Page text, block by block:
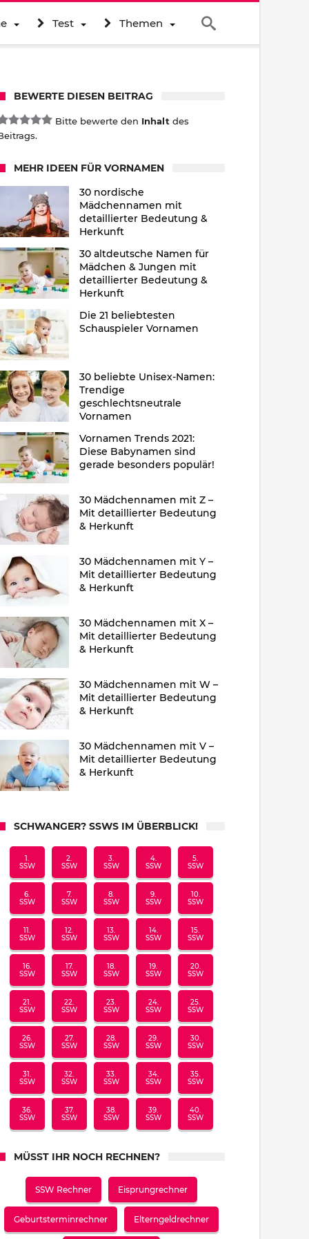
Test Themen
BEWERTE DIESEN BEITRAG
Bitte bewerte den Inhalt des
MEHR IDEEN FÜR VORNAMEN
30 nordische
Mädchennamen mit
detaillierter Bedeutung &
Herkunft
30 altdeutsche Namen für
Mädchen & Jungen mit
detaillierter Bedeutung &
Herkunft
Die 21 beliebtesten
Schauspieler Vornamen
30 beliebte Unisex-Namen:
Trendige
geschlechtsneutrale
Vornamen
Vornamen Trends 2021:
Diese Babynamen sind
gerade besonders populär!
30 Mädchennamen mit Z –
Mit detaillierter Bedeutung
& Herkunft
30 Mädchennamen mit Y –
Mit detaillierter Bedeutung
& Herkunft
30 Mädchennamen mit X –
Mit detaillierter Bedeutung
& Herkunft
30 Mädchennamen mit W –
Mit detaillierter Bedeutung
& Herkunft
30 Mädchennamen mit V –
Mit detaillierter Bedeutung
& Herkunft
SCHWANGER? SSWS IM ÜBERBLICK!
1.
SSW
2.
SSW
3.
SSW
4.
SSW
5.
SSW
6.
SSW
7.
SSW
8.
SSW
9.
SSW
10.
SSW
11.
SSW
12.
SSW
13.
SSW
14.
SSW
15.
SSW
16.
SSW
17.
SSW
18.
SSW
19.
SSW
20.
SSW
21.
SSW
22.
SSW
23.
SSW
24.
SSW
25.
SSW
26.
SSW
27.
SSW
28.
SSW
29.
SSW
30.
SSW
31.
SSW
32.
SSW
33.
SSW
34.
SSW
35.
SSW
36.
SSW
37.
SSW
38.
SSW
39.
SSW
40.
SSW
MÜSST IHR NOCH RECHNEN?
SSW Rechner Eisprungrechner
Geburtsterminrechner Elterngeldrechner